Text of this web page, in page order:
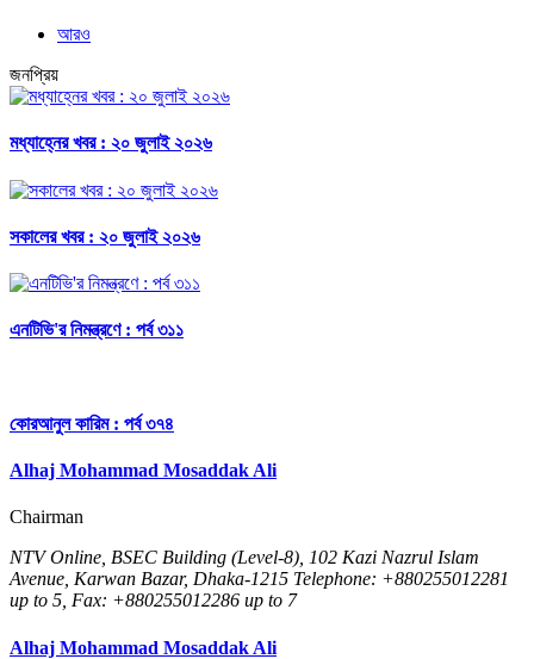
আরও
জনপ্রিয়
মধ্যাহ্নের খবর : ২০ জুলাই ২০২৬
সকালের খবর : ২০ জুলাই ২০২৬
এনটিভি'র নিমন্ত্রণে : পর্ব ৩১১
কোরআনুল কারিম : পর্ব ৩৭৪
Alhaj Mohammad Mosaddak Ali
Chairman
NTV Online, BSEC Building (Level-8), 102 Kazi Nazrul Islam
Avenue, Karwan Bazar, Dhaka-1215 Telephone: +880255012281
up to 5, Fax: +880255012286 up to 7
Alhaj Mohammad Mosaddak Ali